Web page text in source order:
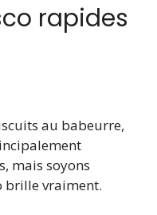
rapides
au babeurre,
mais soyons
brille vraiment.